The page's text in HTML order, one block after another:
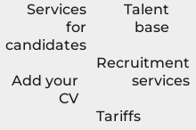
Services
for
candidates
Add your
CV
Talent
base
Recruitment
services
Tariffs